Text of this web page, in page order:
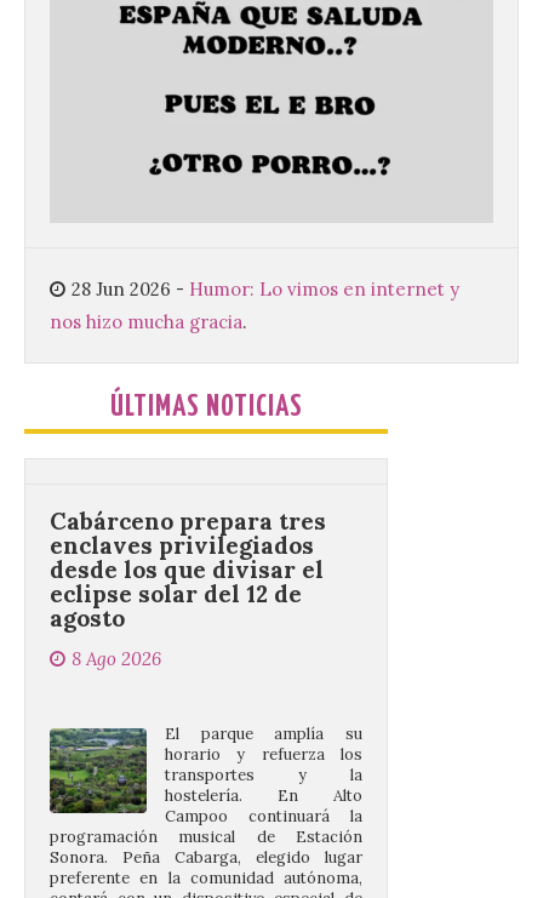
28 Jun 2026 - Humor: Lo vimos en internet y
nos hizo mucha gracia.
ÚLTIMAS NOTICIAS
Santander aconseja acudir
a pie o en transporte
vehículo privado para el
8 Ago 2026
puntos como el faro de
Corbanera o Ciriego y
especial de lanzaderas desde el PCTCAN
a Ciriego. El Ayuntamiento de […]
enclaves privilegiados
desde los que divisar el
eclipse solar del 12 de
agosto
8 Ago 2026
horario y refuerza los
transportes y la
hostelería. En Alto
Campoo continuará la
programación musical de Estación
Sonora. Peña Cabarga, elegido lugar
preferente en la comunidad autónoma,
contará con un dispositivo especial de
seguridad y acceso […]